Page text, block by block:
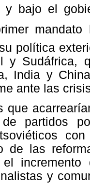
bajo el
política
y Sudáfrica,
India y
ante las
que
partidos
de las
el
y